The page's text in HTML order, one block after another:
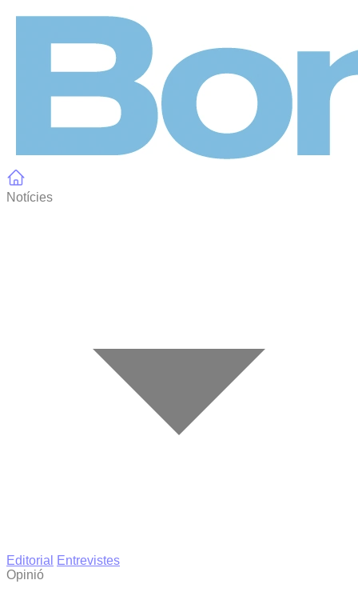
Notícies
Editorial
Entrevistes
Opinió